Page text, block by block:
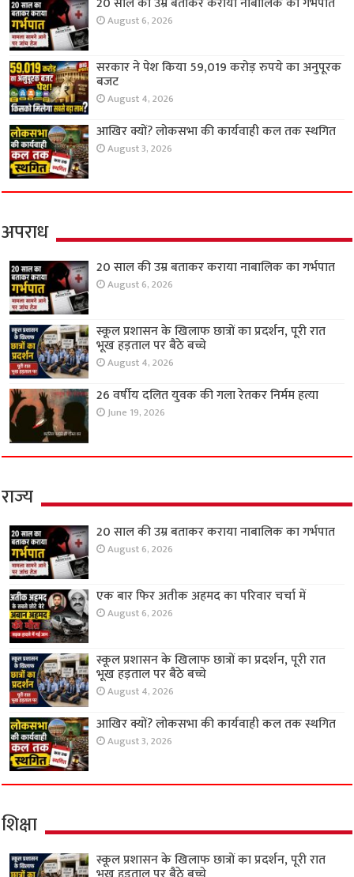
August 6, 2026
सरकार ने पेश किया 59,019 करोड़ रुपये का अनुपूरक
बजट
August 4, 2026
आखिर क्यों? लोकसभा की कार्यवाही कल तक स्थगित
August 3, 2026
अपराध
20 साल की उम्र बताकर कराया नाबालिक का गर्भपात
August 6, 2026
स्कूल प्रशासन के खिलाफ छात्रों का प्रदर्शन, पूरी रात
भूख हड़ताल पर बैठे बच्चे
August 4, 2026
26 वर्षीय दलित युवक की गला रेतकर निर्मम हत्या
June 19, 2026
राज्य
20 साल की उम्र बताकर कराया नाबालिक का गर्भपात
August 6, 2026
एक बार फिर अतीक अहमद का परिवार चर्चा में
August 6, 2026
स्कूल प्रशासन के खिलाफ छात्रों का प्रदर्शन, पूरी रात
भूख हड़ताल पर बैठे बच्चे
August 4, 2026
आखिर क्यों? लोकसभा की कार्यवाही कल तक स्थगित
August 3, 2026
शिक्षा
स्कूल प्रशासन के खिलाफ छात्रों का प्रदर्शन, पूरी रात